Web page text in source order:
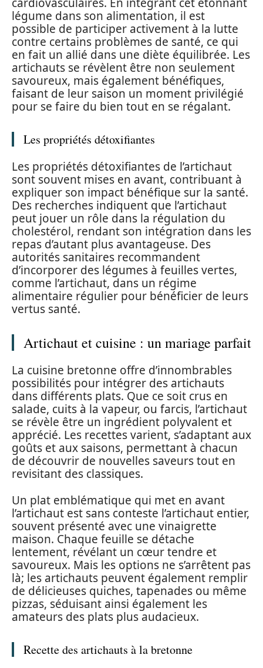
légume dans son alimentation, il est
possible de participer activement à la lutte
contre certains problèmes de santé, ce qui
en fait un allié dans une diète équilibrée. Les
artichauts se révèlent être non seulement
savoureux, mais également bénéfiques,
faisant de leur saison un moment privilégié
pour se faire du bien tout en se régalant.
Les propriétés détoxifiantes
Les propriétés détoxifiantes de l’artichaut
sont souvent mises en avant, contribuant à
expliquer son impact bénéfique sur la santé.
Des recherches indiquent que l’artichaut
peut jouer un rôle dans la régulation du
cholestérol, rendant son intégration dans les
repas d’autant plus avantageuse. Des
autorités sanitaires recommandent
d’incorporer des légumes à feuilles vertes,
comme l’artichaut, dans un régime
alimentaire régulier pour bénéficier de leurs
vertus santé.
Artichaut et cuisine : un mariage parfait
La cuisine bretonne offre d’innombrables
possibilités pour intégrer des artichauts
dans différents plats. Que ce soit crus en
salade, cuits à la vapeur, ou farcis, l’artichaut
se révèle être un ingrédient polyvalent et
apprécié. Les recettes varient, s’adaptant aux
goûts et aux saisons, permettant à chacun
de découvrir de nouvelles saveurs tout en
revisitant des classiques.
Un plat emblématique qui met en avant
l’artichaut est sans conteste l’artichaut entier,
souvent présenté avec une vinaigrette
maison. Chaque feuille se détache
lentement, révélant un cœur tendre et
savoureux. Mais les options ne s’arrêtent pas
là; les artichauts peuvent également remplir
de délicieuses quiches, tapenades ou même
pizzas, séduisant ainsi également les
amateurs des plats plus audacieux.
Recette des artichauts à la bretonne